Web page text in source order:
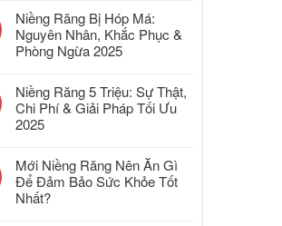
Niềng Răng Bị Hóp Má:
Nguyên Nhân, Khắc Phục &
Phòng Ngừa 2025
Niềng Răng 5 Triệu: Sự Thật,
Chi Phí & Giải Pháp Tối Ưu
2025
Mới Niềng Răng Nên Ăn Gì
Để Đảm Bảo Sức Khỏe Tốt
Nhất?